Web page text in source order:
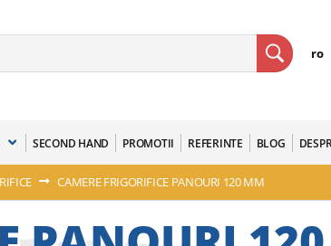
ro
SECOND HAND PROMOTII REFERINTE BLOG
CAMERE FRIGORIFICE PANOURI 120 MM